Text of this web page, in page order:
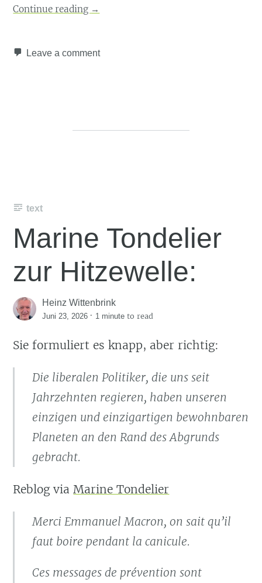
Continue reading →
Leave a comment
text
Marine Tondelier
zur Hitzewelle:
Heinz Wittenbrink
Juni 23, 2026 · 1 minute to read
Sie formuliert es knapp, aber richtig:
Die liberalen Politiker, die uns seit
Jahrzehnten regieren, haben unseren
einzigen und einzigartigen bewohnbaren
Planeten an den Rand des Abgrunds
gebracht.
Reblog viaMarine Tondelier
Merci Emmanuel Macron, on sait qu’il
faut boire pendant la canicule.
Ces messages de prévention sont